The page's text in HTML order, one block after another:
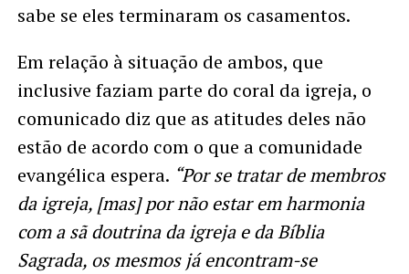
sabe se eles terminaram os casamentos.
Em relação à situação de ambos, que
inclusive faziam parte do coral da igreja, o
comunicado diz que as atitudes deles não
estão de acordo com o que a comunidade
evangélica espera. “Por se tratar de membros
da igreja, [mas] por não estar em harmonia
com a sã doutrina da igreja e da Bíblia
Sagrada, os mesmos já encontram-se